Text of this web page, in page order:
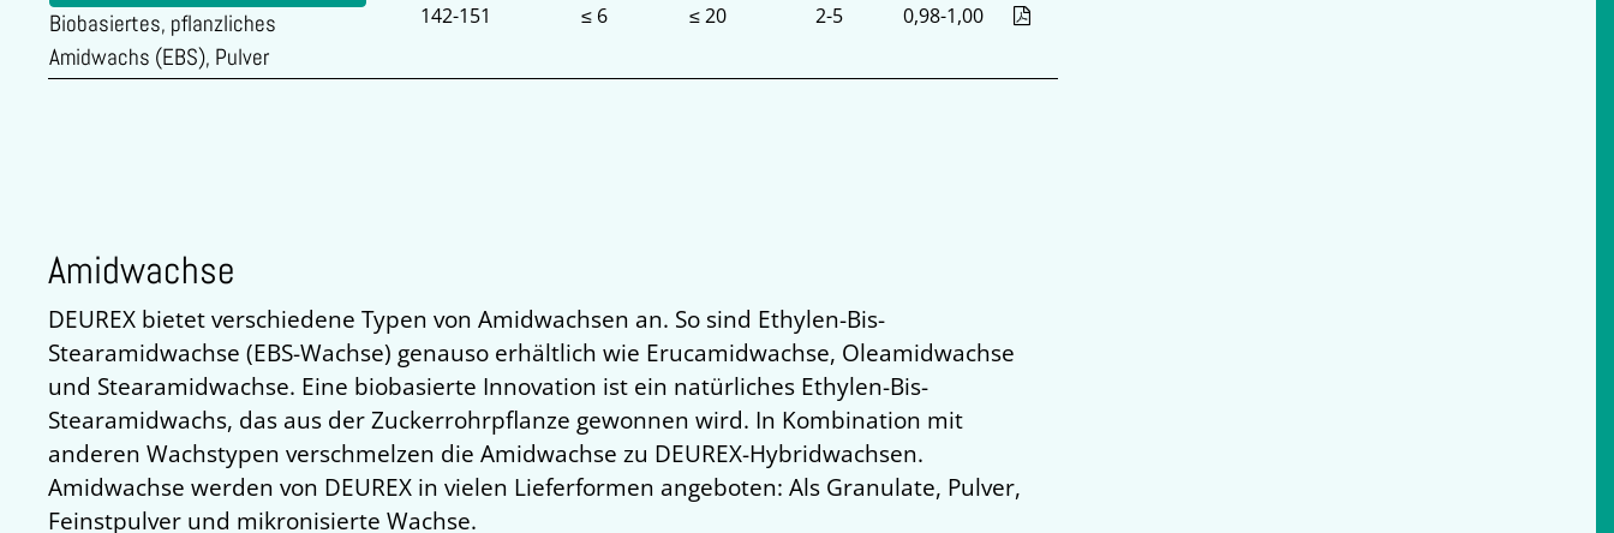
Biobasiertes, pflanzliches
Amidwachs (EBS), Pulver
142-151 ≤ 6 ≤ 20 2-5 0,98-1,00
Amidwachse
DEUREX bietet verschiedene Typen von Amidwachsen an. So sind Ethylen-Bis-
Stearamidwachse (EBS-Wachse) genauso erhältlich wie Erucamidwachse, Oleamidwachse
und Stearamidwachse. Eine biobasierte Innovation ist ein natürliches Ethylen-Bis-
Stearamidwachs, das aus der Zuckerrohrpflanze gewonnen wird. In Kombination mit
anderen Wachstypen verschmelzen die Amidwachse zu DEUREX-Hybridwachsen.
Amidwachse werden von DEUREX in vielen Lieferformen angeboten: Als Granulate, Pulver,
Feinstpulver und mikronisierte Wachse.